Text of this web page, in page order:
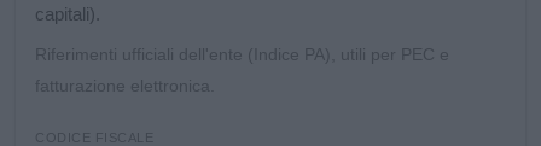
capitali).
Riferimenti ufficiali dell'ente (Indice PA), utili per PEC e
fatturazione elettronica.
CODICE FISCALE